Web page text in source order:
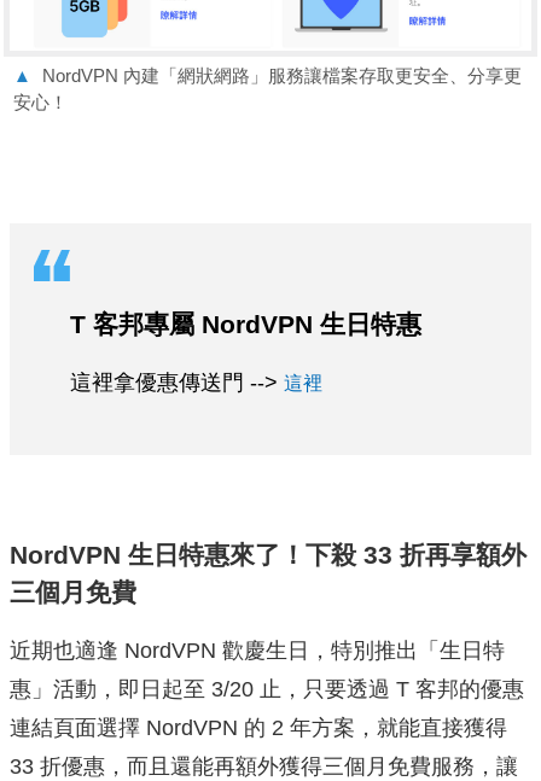
▲
NordVPN 內建「網狀網路」服務讓檔案存取更安全、分享更
安心！
T 客邦專屬 NordVPN 生日特惠
這裡拿優惠傳送門 --> 這裡
NordVPN 生日特惠來了！下殺 33 折再享額外
三個月免費
近期也適逢 NordVPN 歡慶生日，特別推出「生日特
惠」活動，即日起至 3/20 止，只要透過 T 客邦的優惠
連結頁面選擇 NordVPN 的 2 年方案，就能直接獲得
33 折優惠，而且還能再額外獲得三個月免費服務，讓